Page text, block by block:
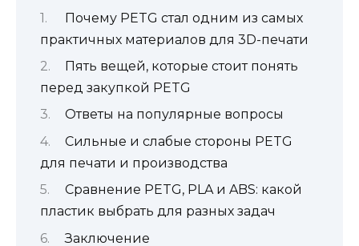
Почему PETG стал одним из самых
практичных материалов для 3D-печати
Пять вещей, которые стоит понять
перед закупкой PETG
Ответы на популярные вопросы
Сильные и слабые стороны PETG
для печати и производства
Сравнение PETG, PLA и ABS: какой
пластик выбрать для разных задач
Заключение